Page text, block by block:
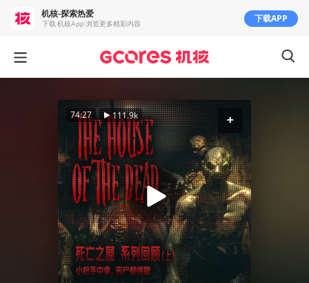
74:27 111.9k
机核-探索热爱
下载 机核App 浏览更多精彩内容 下载APP